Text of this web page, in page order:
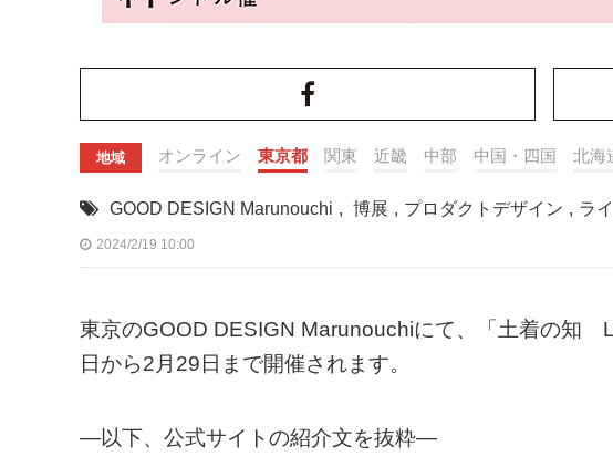
地域 オンライン 東京都 関東 近畿 中部 中国・四国 北海
GOOD DESIGN Marunouchi , 博展 , プロダクトデザイン , ラ
2024/2/19 10:00
東京のGOOD DESIGN Marunouchiにて、「土着の知
日から2月29日まで開催されます。
—以下、公式サイトの紹介文を抜粋—